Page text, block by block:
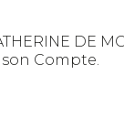
DE
Compte.